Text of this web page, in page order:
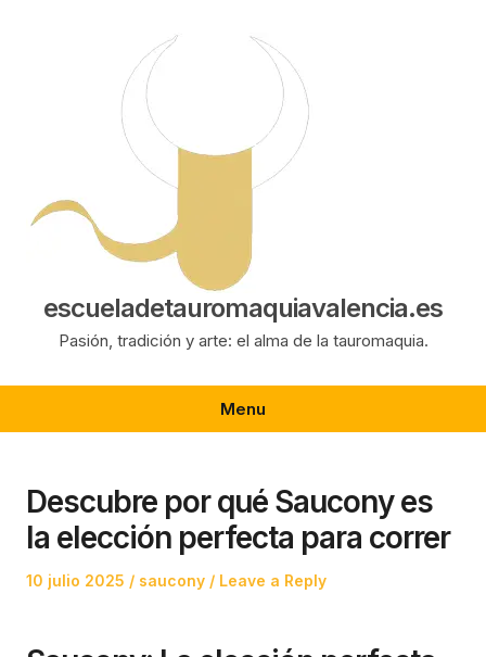
escueladetauromaquiavalencia.es
Pasión, tradición y arte: el alma de la tauromaquia.
Menu
Descubre por qué Saucony es
la elección perfecta para correr
Posted
10 julio 2025
Posted
saucony Leave a Reply